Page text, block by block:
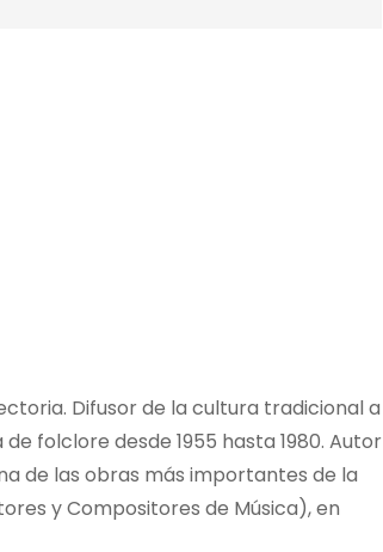
Difusor de la cultura tradicional a
folclore desde 1955 hasta 1980. Autor
de las obras más importantes de la
y Compositores de Música), en